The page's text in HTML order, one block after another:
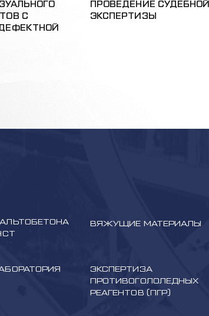
С
ПРОВЕДЕНИЕ СУДЕБНОЙ
ЭКСПЕРТИЗЫ
ВЯЖУЩИЕ МАТЕРИАЛЫ
ЭКСПЕРТИЗА
ПРОТИВОГОЛОЛЕДНЫХ
РЕАГЕНТОВ (ПГР)